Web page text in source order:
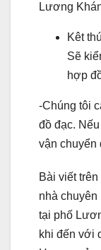
Lương
Kêt
Sẽ
hợp
-Chúng tôi
đồ đạc.
vận chuyển
Bài viết
nhà
tại phố
khi đến với